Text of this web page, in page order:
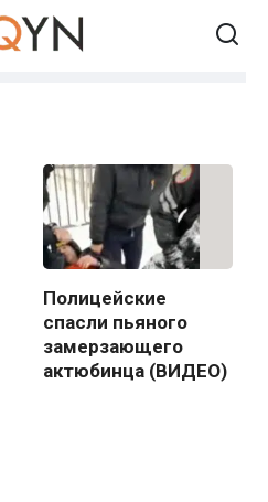
Полицейские
спасли пьяного
замерзающего
актюбинца (ВИДЕО)